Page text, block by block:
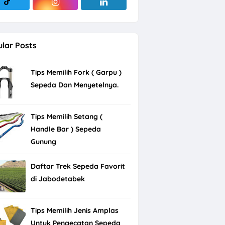
Posts
Tips Memilih Fork ( Garpu )
Sepeda Dan Menyetelnya.
Tips Memilih Setang (
Handle Bar ) Sepeda
Gunung
Daftar Trek Sepeda Favorit
di Jabodetabek
Tips Memilih Jenis Amplas
Untuk Pengecatan Sepeda